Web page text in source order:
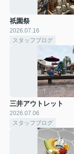
祇園祭
2026.07.16
スタッフブログ
三井アウトレット
2026.07.06
スタッフブログ